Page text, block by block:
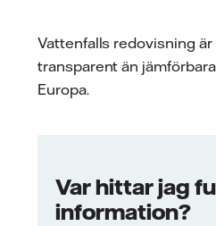
Vattenfalls redovisning är
transparent än
Europa.
Var hittar jag
information?